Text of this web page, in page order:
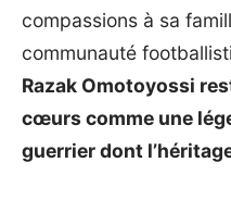
compassions à sa
communauté
Razak Omotoyossi
cœurs comme une
guerrier dont